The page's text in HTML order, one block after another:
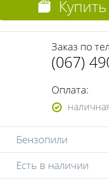
Купить
Заказ по
(067)
Оплата:
Бензопили
Есть в наличии